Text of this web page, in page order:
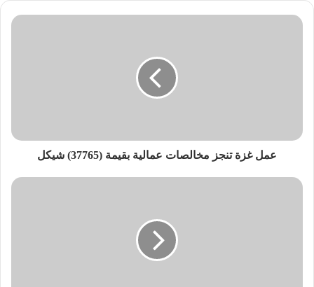
عمل غزة تنجز مخالصات عمالية بقيمة (37765) شيكل